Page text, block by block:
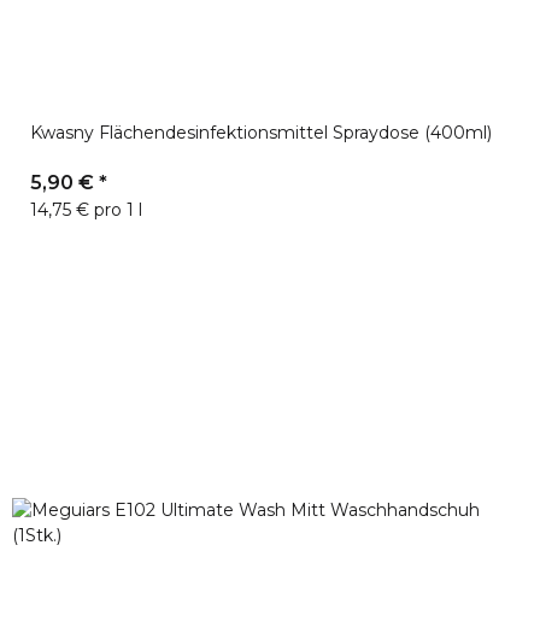
Kwasny Flächendesinfektionsmittel Spraydose (400ml)
5,90 € *
14,75 € pro 1 l